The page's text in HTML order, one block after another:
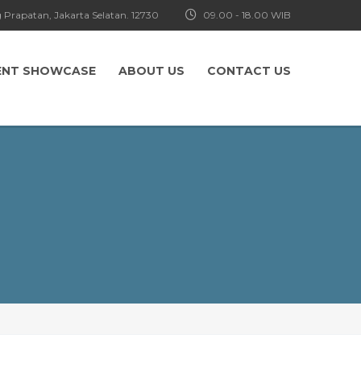
09.00 - 18.00 WIB
Jakarta Selatan. 12730
SHOWCASE ABOUT US CONTACT US